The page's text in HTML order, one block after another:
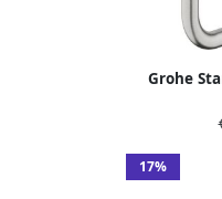
Grohe
zonder
17%